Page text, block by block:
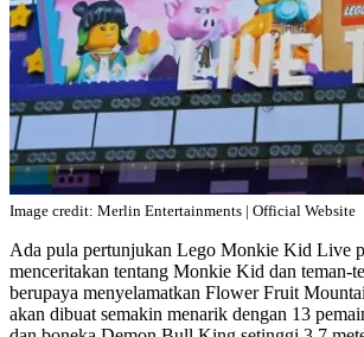
Image credit: Merlin Entertainments | Official Website
Ada pula pertunjukan Lego Monkie Kid Live
menceritakan tentang Monkie Kid dan teman-
berupaya menyelamatkan Flower Fruit
akan dibuat semakin menarik dengan 13